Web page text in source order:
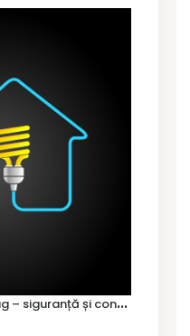
M
ontaj videointerfon în Șag – siguranță și control pentru locuința ta